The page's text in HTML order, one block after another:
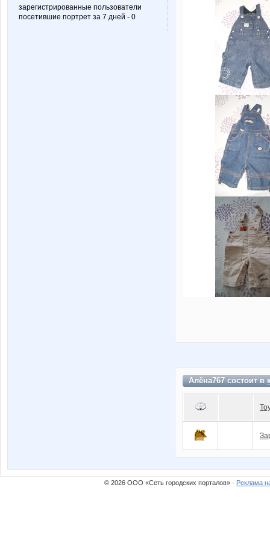
зарегистрированные пользователи
посетившие портрет за 7 дней - 0
Алёна767 состоит в
© 2026 ООО «Сеть городских порталов» · Реклама